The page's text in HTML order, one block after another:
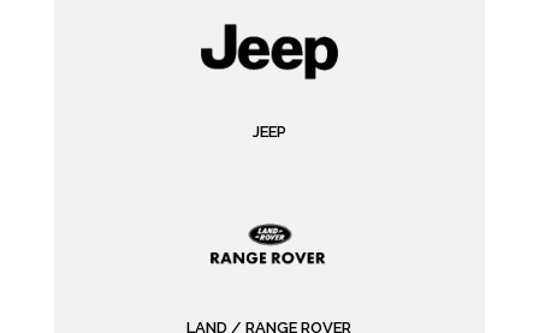
JEEP
LAND / RANGE ROVER